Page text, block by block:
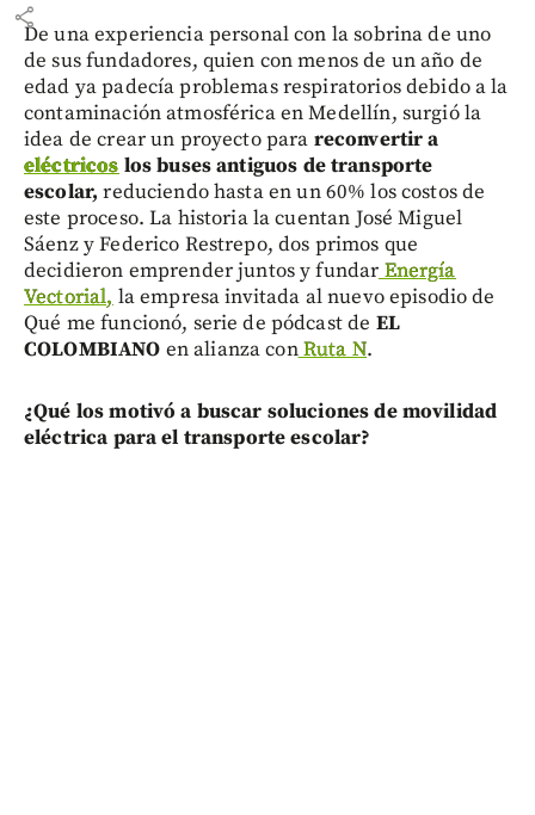
share
De una experiencia personal con la sobrina de uno
de sus fundadores, quien con menos de un año de
edad ya padecía problemas respiratorios debido a la
contaminación atmosférica en Medellín, surgió la
idea de crear un proyecto para reconvertir a
eléctricos los buses antiguos de transporte
escolar, reduciendo hasta en un 60% los costos de
este proceso. La historia la cuentan José Miguel
Sáenz y Federico Restrepo, dos primos que
decidieron emprender juntos y fundar Energía
Vectorial, la empresa invitada al nuevo episodio de
Qué me funcionó, serie de pódcast de EL
COLOMBIANO en alianza conRuta N.
¿Qué los motivó a buscar soluciones de movilidad
eléctrica para el transporte escolar?